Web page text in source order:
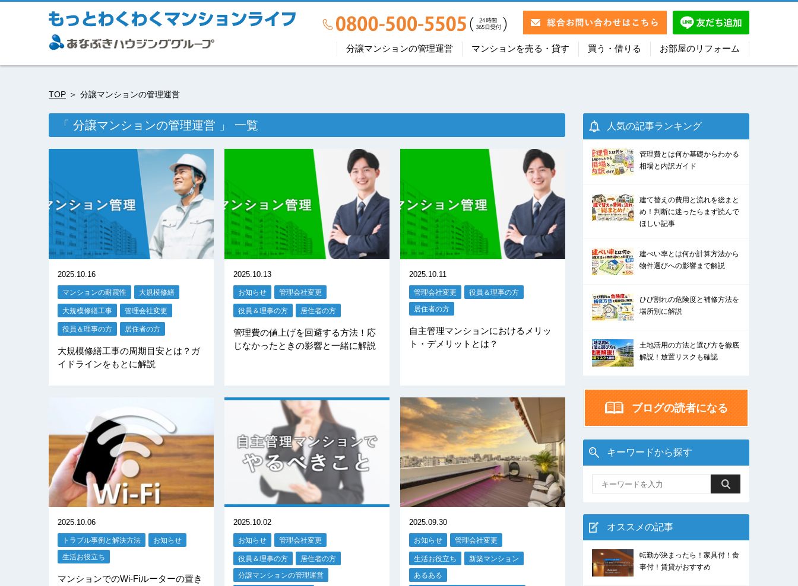
分譲マンションの管理運営 マンションを売る・貸す 買う・借りる お部屋のリフォーム
TOP 分譲マンションの管理運営
「 分譲マンションの管理運営 」 一覧
2025.10.16
マンションの耐震性 大規模修繕
大規模修繕工事 管理会社変更
役員＆理事の方 居住者の方
大規模修繕工事の周期目安とは？ガ
イドラインをもとに解説
2025.10.13
お知らせ 管理会社変更
役員＆理事の方 居住者の方
管理費の値上げを回避する方法！応
じなかったときの影響と一緒に解説
2025.10.11
管理会社変更 役員＆理事の方
居住者の方
自主管理マンションにおけるメリッ
ト・デメリットとは？
2025.10.06
トラブル事例と解決方法 お知らせ
生活お役立ち
マンションでのWi-Fiルーターの置き
2025.10.02
お知らせ 管理会社変更
役員＆理事の方 居住者の方
分譲マンションの管理運営
2025.09.30
お知らせ 管理会社変更
生活お役立ち 新築マンション
あるある
人気の記事ランキング
管理費とは何か基礎からわかる
相場と内訳ガイド
建て替えの費用と流れを総まと
め！判断に迷ったらまず読んで
ほしい記事
建ぺい率とは何か計算方法から
物件選びへの影響まで解説
ひび割れの危険度と補修方法を
場所別に解説
土地活用の方法と選び方を徹底
解説！放置リスクも確認
ブログの読者になる
キーワードから探す
オススメの記事
転勤が決まったら！家具付！食
事付！賃貸がおすすめ